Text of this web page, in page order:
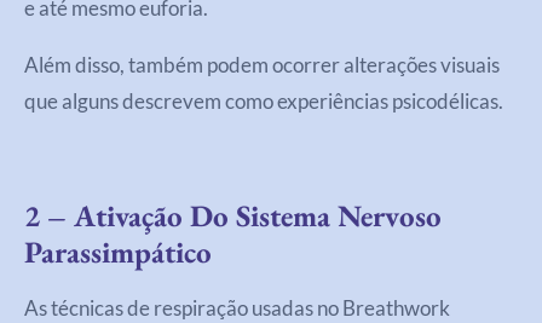
e até mesmo euforia.
Além disso, também podem ocorrer alterações visuais
que alguns descrevem como experiências psicodélicas.
2 – Ativação Do Sistema Nervoso
Parassimpático
As técnicas de respiração usadas no Breathwork